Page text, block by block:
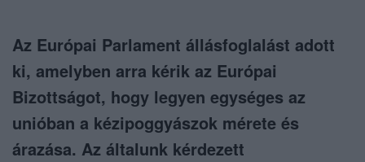
Az Európai Parlament állásfoglalást adott
ki, amelyben arra kérik az Európai
Bizottságot, hogy legyen egységes az
unióban a kézipoggyászok mérete és
árazása. Az általunk kérdezett